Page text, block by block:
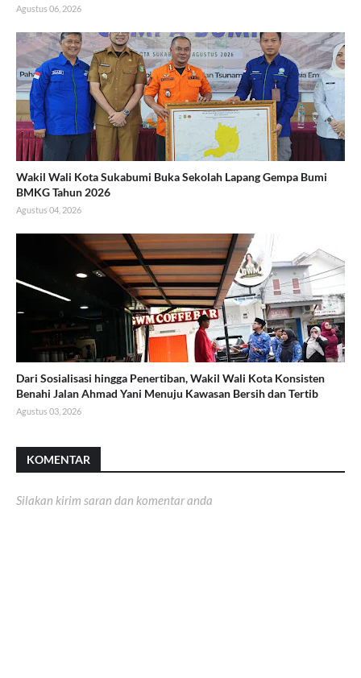
Agustus 06, 2026
Wakil Wali Kota Sukabumi Buka Sekolah Lapang Gempa Bumi
BMKG Tahun 2026
Agustus 04, 2026
Dari Sosialisasi hingga Penertiban, Wakil Wali Kota Konsisten
Benahi Jalan Ahmad Yani Menuju Kawasan Bersih dan Tertib
Agustus 03, 2026
KOMENTAR
Silakan kirim saran dan komentar anda